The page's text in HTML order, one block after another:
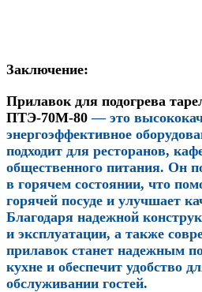
Заключение:
Прилавок для подогрева
ПТЭ-70М-80 — это
энергоэффективное
подходит для ресторанов,
общественного питания. Он
в горячем состоянии, что
горячей посуде и улучшает
Благодаря надежной
и эксплуатации, а также
прилавок станет надежным
кухне и обеспечит удобство
обслуживании гостей.